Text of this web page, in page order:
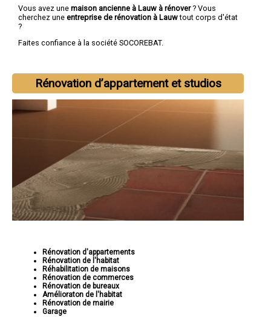
Vous avez une maison ancienne à Lauw à rénover? Vous
cherchez une entreprise de rénovation à Lauwtout corps d'état
?
Faites confiance à la société SOCOREBAT.
Rénovation d’appartement et studios
Rénovation d'appartements
Rénovation de l'habitat
Réhabilitation de maisons
Rénovation de commerces
Rénovation de bureaux
Amélioraton de l'habitat
Rénovation de mairie
Garage